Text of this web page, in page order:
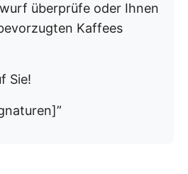
überprüfe oder Ihnen
Kaffees
Sie!